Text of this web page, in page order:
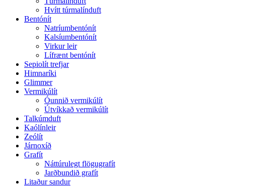
Hvítt túrmalínduft
Bentónít
Natríumbentónít
Kalsíumbentónít
Virkur leir
Lífrænt bentónít
Sepiolít trefjar
Himnaríki
Glimmer
Vermikúlít
Óunnið vermikúlít
Útvíkkað vermikúlít
Talkúmduft
Kaólínleir
Zeólít
Járnoxíð
Grafít
Náttúrulegt flögugrafít
Jarðbundið grafít
Litaður sandur